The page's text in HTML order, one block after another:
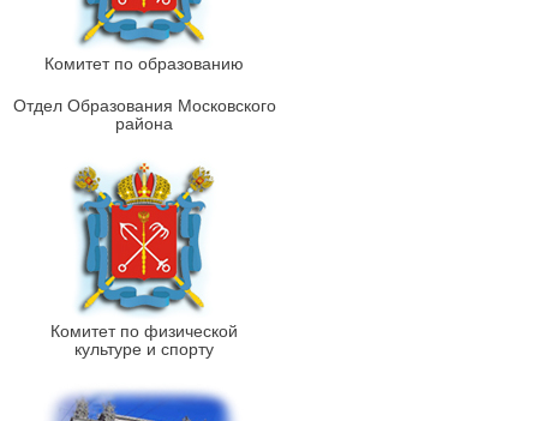
Комитет по образованию
Отдел Образования Московского
района
Комитет по физической
культуре и спорту